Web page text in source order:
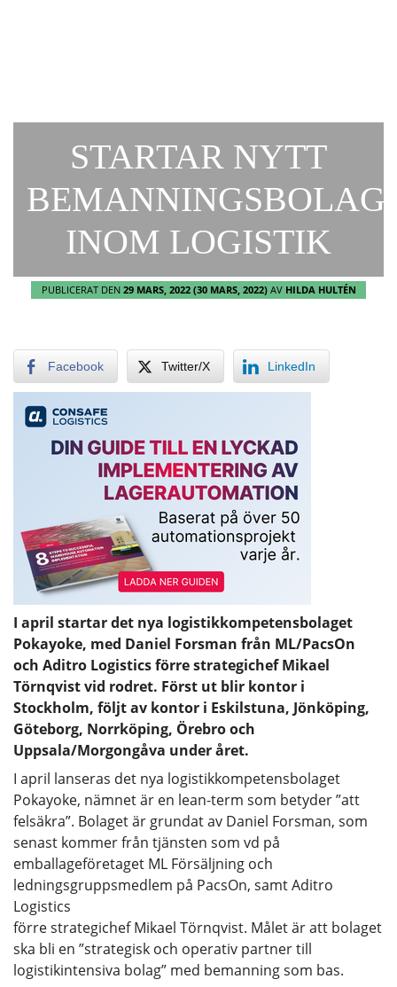
STARTAR NYTT
BEMANNINGSBOLAG
INOM LOGISTIK
PUBLICERAT DEN 29 MARS, 2022(30 MARS, 2022) AV HILDA HULTÉN
Facebook Twitter/X LinkedIn
I april startar det nya logistikkompetensbolaget
Pokayoke, med Daniel Forsman från ML/PacsOn
och Aditro Logistics förre strategichef Mikael
Törnqvist vid rodret. Först ut blir kontor i
Stockholm, följt av kontor i Eskilstuna, Jönköping,
Göteborg, Norrköping, Örebro och
Uppsala/Morgongåva under året.
I april lanseras det nya logistikkompetensbolaget
Pokayoke, nämnet är en lean-term som betyder ”att
felsäkra”. Bolaget är grundat av Daniel Forsman, som
senast kommer från tjänsten som vd på
emballageföretaget ML Försäljning och
ledningsgruppsmedlem på PacsOn, samt Aditro
Logistics
förre strategichef Mikael Törnqvist. Målet är att bolaget
ska bli en ”strategisk och operativ partner till
logistikintensiva bolag” med bemanning som bas.